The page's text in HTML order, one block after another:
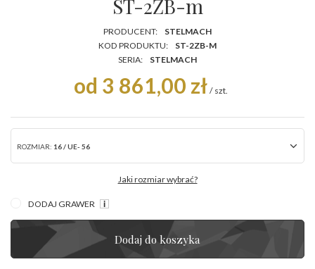
ST-2ZB-m
PRODUCENT:
STELMACH
KOD PRODUKTU:
ST-2ZB-M
SERIA:
STELMACH
od 3 861,00 zł / szt.
ROZMIAR: 16 / UE- 56
Jaki rozmiar wybrać?
DODAJ GRAWER
Dodaj do koszyka